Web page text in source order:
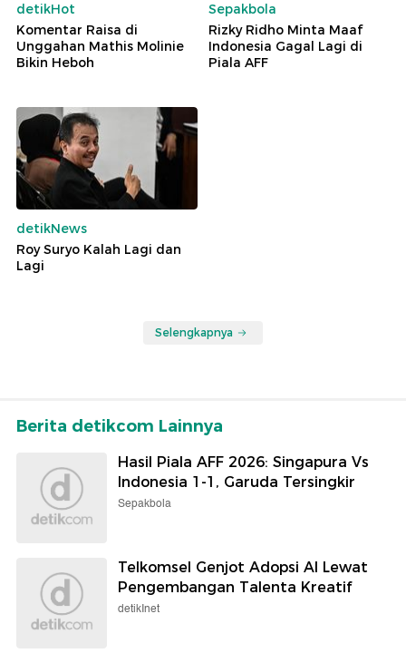
detikHot
Komentar Raisa di
Unggahan Mathis Molinie
Bikin Heboh
Sepakbola
Rizky Ridho Minta Maaf
Indonesia Gagal Lagi di
Piala AFF
detikNews
Roy Suryo Kalah Lagi dan
Lagi
Selengkapnya
Berita detikcom Lainnya
Hasil Piala AFF 2026: Singapura Vs
Indonesia 1-1, Garuda Tersingkir
Sepakbola
Telkomsel Genjot Adopsi AI Lewat
Pengembangan Talenta Kreatif
detikInet